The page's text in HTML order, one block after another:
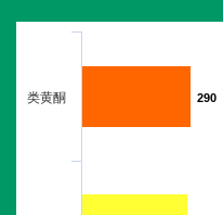
290
290
类黄酮